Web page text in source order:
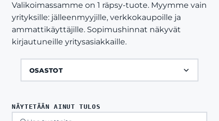
Valikoimassamme on 1 räpsy-tuote. Myymme vain
yrityksille: jälleenmyyjille, verkkokaupoille ja
ammattikäyttäjille. Sopimushinnat näkyvät
kirjautuneille yritysasiakkaille.
OSASTOT
NÄYTETÄÄN AINUT TULOS